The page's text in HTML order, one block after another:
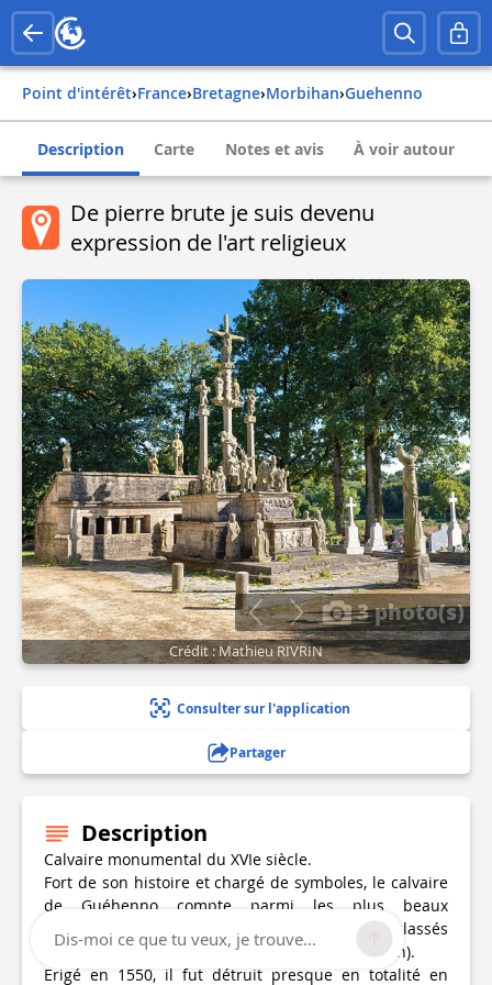
Point d'intérêt› france› bretagne› morbihan› guehenno
Description Carte Notes et avis À voir autour
De pierre brute je suis devenu
expression de l'art religieux
3 photo(s)
Crédit : Mathieu RIVRIN
Consulter sur l'application
Partager
Description
Calvaire monumental du XVIe siècle.
Fort de son histoire et chargé de symboles, le calvaire
de Guéhenno compte parmi les plus beaux
monuments de ce type (un des 7 calvaires classés
monumentaux de Bretagne, unique en Morbihan).
Erigé en 1550, il fut détruit presque en totalité en
Dis-moi ce que tu veux, je trouve...